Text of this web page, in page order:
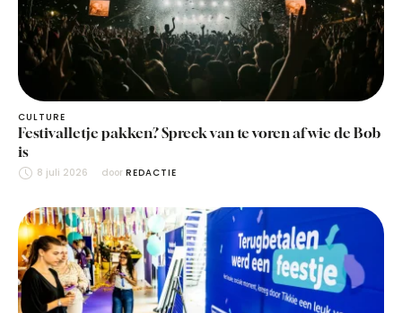
CULTURE
Festivalletje pakken? Spreek van te voren af wie de Bob
is
8 juli 2026 door REDACTIE